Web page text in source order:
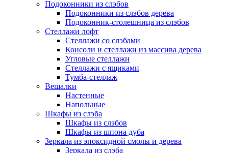
Подоконники из слэбов
Подоконники из слэбов дерева
Подоконник-столешница из слэбов
Стеллажи лофт
Стеллажи со слэбами
Консоли и стеллажи из массива дерева
Угловые стеллажи
Стеллажи с ящиками
Тумба-стеллаж
Вешалки
Настенные
Напольные
Шкафы из слэба
Шкафы из слэбов
Шкафы из шпона дуба
Зеркала из эпоксидной смолы и дерева
Зеркала из слэба